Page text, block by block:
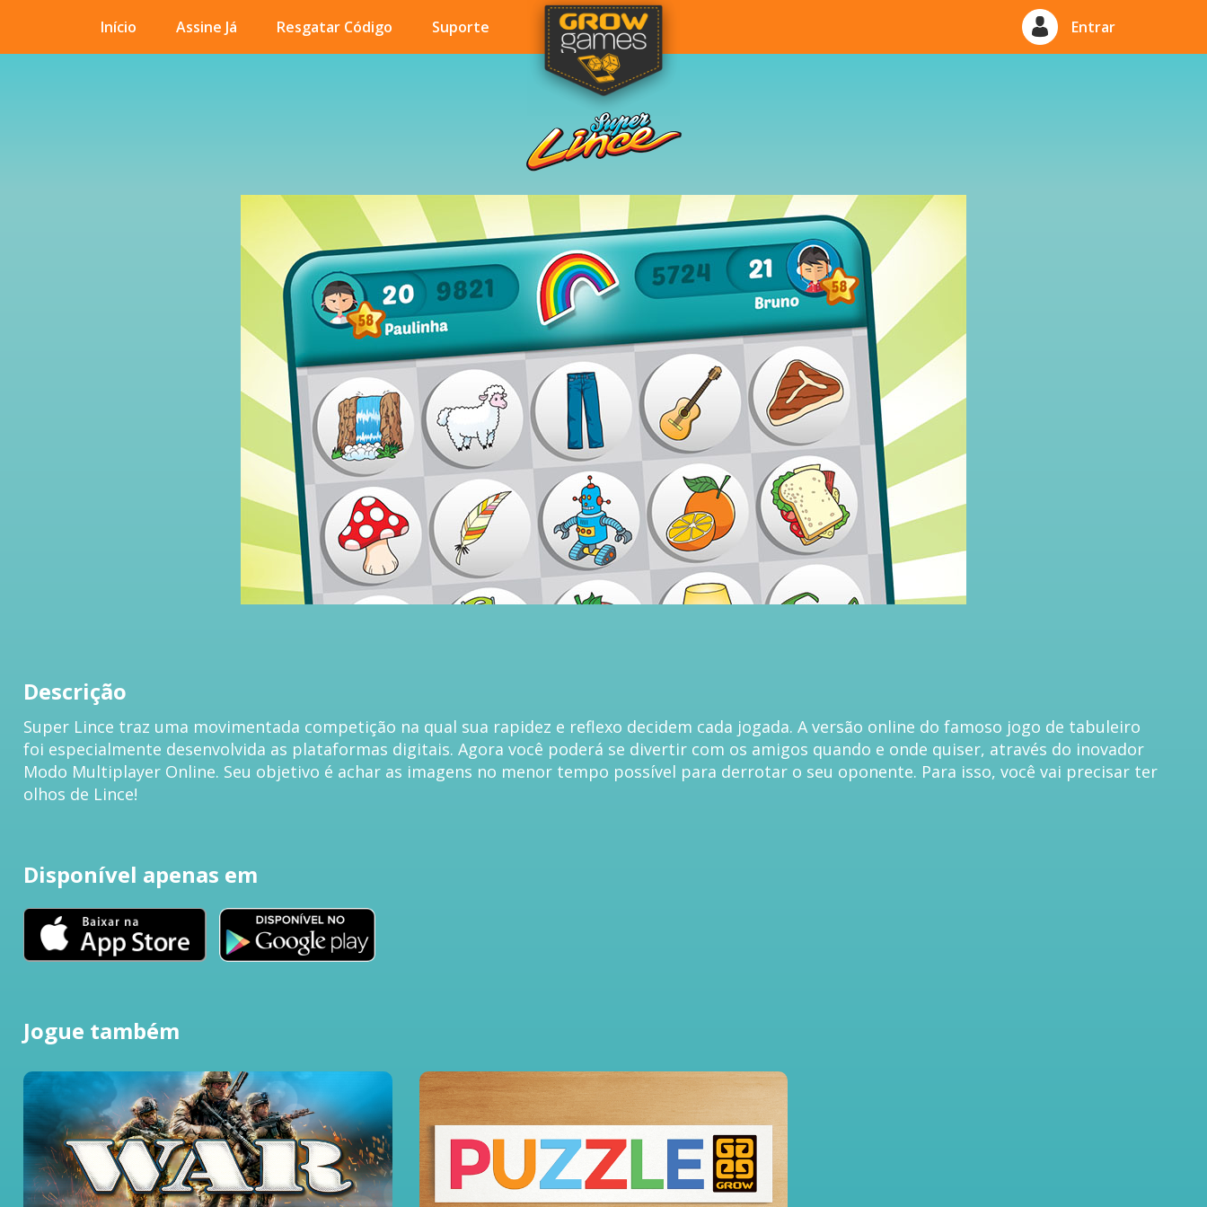
Início Assine Já Resgatar Código Suporte Entrar
Descrição
Super Lince traz uma movimentada competição na qual sua rapidez e reflexo decidem cada jogada. A versão online do famoso jogo de tabuleiro
foi especialmente desenvolvida as plataformas digitais. Agora você poderá se divertir com os amigos quando e onde quiser, através do inovador
Modo Multiplayer Online. Seu objetivo é achar as imagens no menor tempo possível para derrotar o seu oponente. Para isso, você vai precisar ter
olhos de Lince!
Disponível apenas em
Jogue também